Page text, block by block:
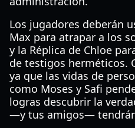
Los jugadores deberán
Max para atrapar a los
y la Réplica de Chloe
de testigos herméticos.
ya que las vidas de
como Moses y Safi
logras descubrir la
—y tus amigos—